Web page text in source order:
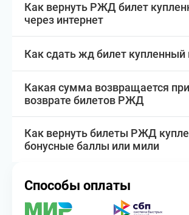
Как вернуть РЖД билет
через интернет
Как сдать жд билет купленный
Какая сумма возвращается при
возврате билетов РЖД
Как вернуть билеты РЖД
бонусные баллы или мили
Способы оплаты